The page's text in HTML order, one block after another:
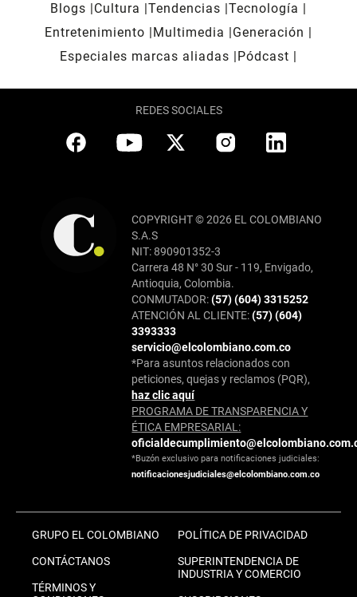
Blogs
Cultura Tendencias Tecnología
Entretenimiento
Multimedia
Generación
Especiales marcas aliadas
Pódcast
REDES SOCIALES
COPYRIGHT © 2026 EL COLOMBIANO
S.A.S
NIT: 890901352-3
Carrera 48 N° 30 Sur - 119, Envigado,
Antioquia, Colombia.
CONMUTADOR:(57) (604) 3315252
ATENCIÓN AL CLIENTE:(57) (604)
3393333
servicio@elcolombiano.com.co
*Para asuntos relacionados con
peticiones, quejas y reclamos (PQR),
haz clic aquí
PROGRAMA DE TRANSPARENCIA Y
ÉTICA EMPRESARIAL:
*Buzón exclusivo para notificaciones judiciales:
notificacionesjudiciales@elcolombiano.com.co
GRUPO EL COLOMBIANO
CONTÁCTANOS
TÉRMINOS Y
POLÍTICA DE PRIVACIDAD
SUPERINTENDENCIA DE
INDUSTRIA Y COMERCIO